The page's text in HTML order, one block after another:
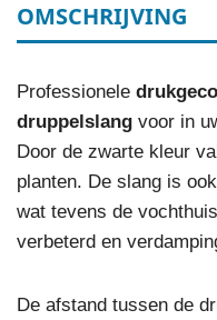
OMSCHRIJVING
Professionele
druppelslang voor in
Door de zwarte kleur
planten. De slang is
wat tevens de
verbeterd en
De afstand tussen de